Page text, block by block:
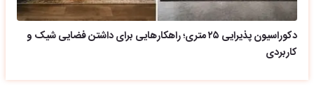
دکوراسیون پذیرایی ۲۵ متری؛ راهکارهایی برای داشتن فضایی شیک و
کاربردی